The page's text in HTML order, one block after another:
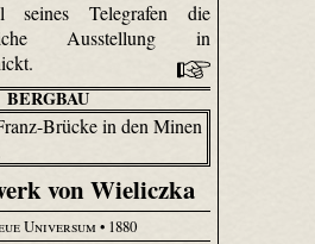
seines Telegrafen die
Ausstellung in
BERGBAU
von Wieliczka
Universum• 1880